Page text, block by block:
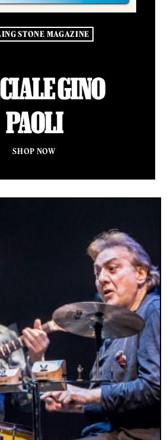
STONE MAGAZINE
GINO
PAOLI
SHOP NOW